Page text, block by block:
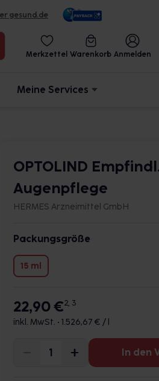
gesund.de
Merkzettel Warenkorb Anmelden
Meine Services
OPTOLIND
Augenpflege
HERMES Arzneimittel GmbH
Packungsgröße
15 ml
22,90 €2, 3
inkl. MwSt. • 1.526,67 € / l
In den